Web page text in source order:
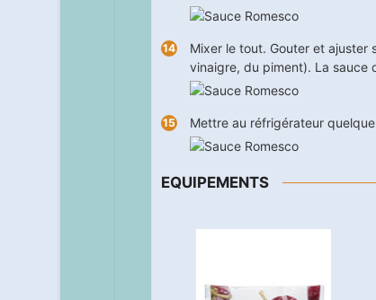
Mixer le tout. Gouter et ajuster
vinaigre, du piment). La
Mettre au réfrigérateur
EQUIPEMENTS